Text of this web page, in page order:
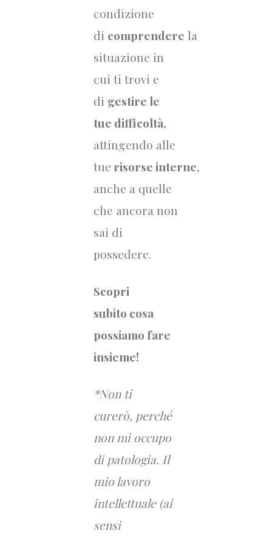
condizione
di comprendere la
situazione in
cui ti trovi e
di gestire le
tue difficoltà,
attingendo alle
tue risorse interne,
anche a quelle
che ancora non
sai di
possedere.
Scopri
subito cosa
possiamo fare
insieme!
*Non ti
curerò, perché
non mi occupo
di patologia. Il
mio lavoro
intellettuale (ai
sensi